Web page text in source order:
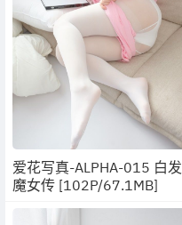
爱花写真-ALPHA-015 白发
魔女传 [102P/67.1MB]